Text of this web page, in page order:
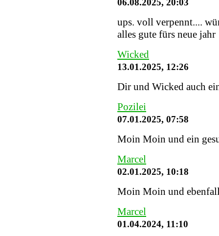
06.08.2025, 20:03
ups. voll verpennt....
alles gute fürs neue jahr
Wicked
13.01.2025, 12:26
Dir und Wicked auch
Pozilei
07.01.2025, 07:58
Moin Moin und ein
Marcel
02.01.2025, 10:18
Moin Moin und
Marcel
01.04.2024, 11:10